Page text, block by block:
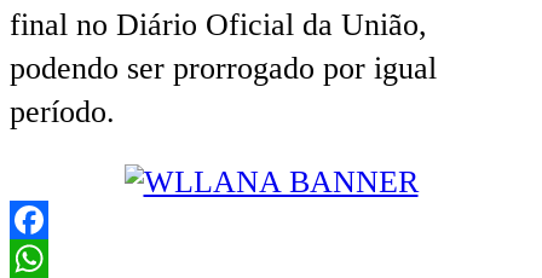
final no Diário Oficial da União,
podendo ser prorrogado por igual
período.
Facebook